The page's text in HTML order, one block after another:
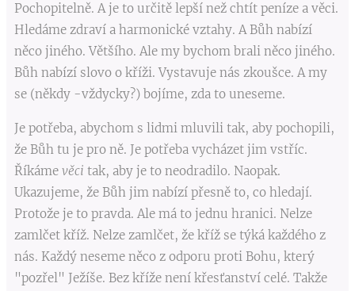
Pochopitelně. A je to určitě lepší než chtít peníze a věci.
Hledáme zdraví a harmonické vztahy. A Bůh nabízí
něco jiného. Většího. Ale my bychom brali něco jiného.
Bůh nabízí slovo o kříži. Vystavuje nás zkoušce. A my
se (někdy -vždycky?) bojíme, zda to uneseme.
Je potřeba, abychom s lidmi mluvili tak, aby pochopili,
že Bůh tu je pro ně. Je potřeba vycházet jim vstříc.
Říkáme věci tak, aby je to neodradilo. Naopak.
Ukazujeme, že Bůh jim nabízí přesně to, co hledají.
Protože je to pravda. Ale má to jednu hranici. Nelze
zamlčet kříž. Nelze zamlčet, že kříž se týká každého z
nás. Každý neseme něco z odporu proti Bohu, který
"pozřel" Ježíše. Bez kříže není křesťanství celé. Takže